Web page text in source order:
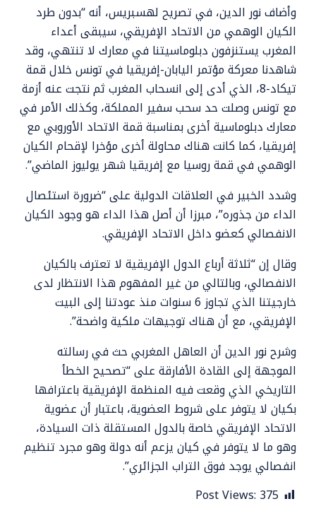
وأضاف نور الدين، في تصريح لهسبريس، أنه “بدون طرد
الكيان الوهمي من الاتحاد الإفريقي، سيبقى أعداء
المغرب يستنزفون دبلوماسيتنا في معارك لا تنتهي، وقد
شاهدنا معركة مؤتمر اليابان-إفريقيا في تونس خلال قمة
تيكاد-8، الذي أدى إلى انسحاب المغرب ثم نتجت عنه أزمة
مع تونس وصلت حد سحب سفير المملكة، وكذلك الأمر في
معارك دبلوماسية أخرى بمناسبة قمة الاتحاد الأوروبي مع
إفريقيا، كما كانت هناك محاولة أخرى مؤخرا لإقحام الكيان
الوهمي في قمة روسيا مع إفريقيا شهر يوليوز الماضي”.
وشدد الخبير في العلاقات الدولية على “ضرورة استئصال
الداء من جذوره”، مبرزا أن أصل هذا الداء هو وجود الكيان
الانفصالي كعضو داخل الاتحاد الإفريقي.
وقال إن “ثلاثة أرباع الدول الإفريقية لا تعترف بالكيان
الانفصالي، وبالتالي من غير المفهوم هذا الانتظار لدى
خارجيتنا الذي تجاوز 6 سنوات منذ عودتنا إلى البيت
الإفريقي، مع أن هناك توجيهات ملكية واضحة”.
وشرح نور الدين أن العاهل المغربي حث في رسالته
الموجهة إلى القادة الأفارقة على “تصحيح الخطأ
التاريخي الذي وقعت فيه المنظمة الإفريقية باعترافها
بكيان لا يتوفر على شروط العضوية، باعتبار أن عضوية
الاتحاد الإفريقي خاصة بالدول المستقلة ذات السيادة،
وهو ما لا يتوفر في كيان يزعم أنه دولة وهو مجرد تنظيم
انفصالي يوجد فوق التراب الجزائري”.
Post Views: 375